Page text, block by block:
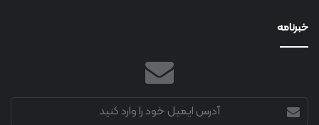
خبرنامه
آدرس
ایمیل